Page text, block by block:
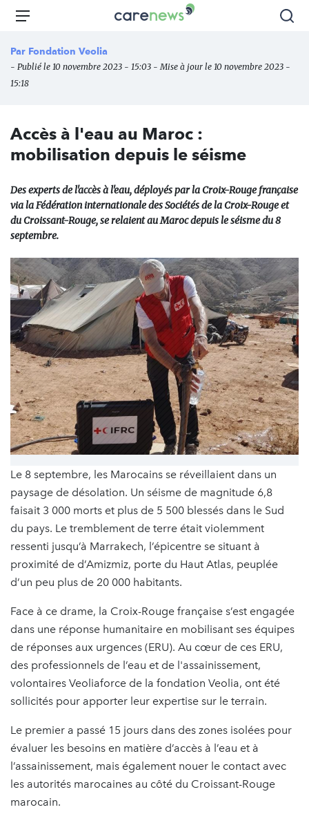
Aller
principal
Carenews,
des
Menu
Par Fondation Veolia
- Publié le 10 novembre 2023 - 15:03 - Mise à jour le 10 novembre 2023 -
15:18
Accès à l'eau au Maroc :
mobilisation depuis le séisme
Des experts de l'accès à l'eau, déployés par la Croix-Rouge française
via la Fédération internationale des Sociétés de la Croix-Rouge et
du Croissant-Rouge, se relaient au Maroc depuis le séisme du 8
septembre.
Le 8 septembre, les Marocains se réveillaient dans un
paysage de désolation. Un séisme de magnitude 6,8
faisait 3 000 morts et plus de 5 500 blessés dans le Sud
du pays. Le tremblement de terre était violemment
ressenti jusqu’à Marrakech, l’épicentre se situant à
proximité de d’Amizmiz, porte du Haut Atlas, peuplée
d’un peu plus de 20 000 habitants.
Face à ce drame, la Croix-Rouge française s’est engagée
dans une réponse humanitaire en mobilisant ses équipes
de réponses aux urgences (ERU). Au cœur de ces ERU,
des professionnels de l’eau et de l'assainissement,
volontaires Veoliaforce de la fondation Veolia, ont été
sollicités pour apporter leur expertise sur le terrain.
Le premier a passé 15 jours dans des zones isolées pour
évaluer les besoins en matière d’accès à l’eau et à
l’assainissement, mais également nouer le contact avec
les autorités marocaines au côté du Croissant-Rouge
marocain.